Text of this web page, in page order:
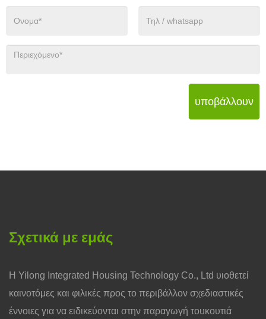
υποβάλλουν
Σχετικά με εμάς
Η Yilong Integrated Housing Technology Co., Ltd υιοθετεί
καινοτόμες και φιλικές προς το περιβάλλον σχεδιαστικές
έννοιες για να ειδικεύονται στην παραγωγή τουκουτιά